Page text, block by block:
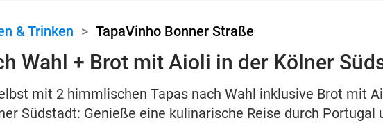
& Trinken > TapaVinho Bonner Straße
Wahl + Brot mit Aioli in der Kölner
mit 2 himmlischen Tapas nach Wahl inklusive Brot mit
Südstadt: Genieße eine kulinarische Reise durch Portugal